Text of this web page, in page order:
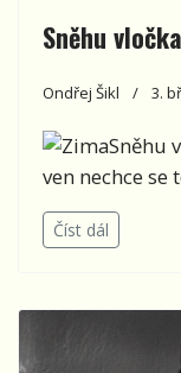
Sněhu vločka
Ondřej Šikl 3.
Sněhu
ven nechce se
Číst dál